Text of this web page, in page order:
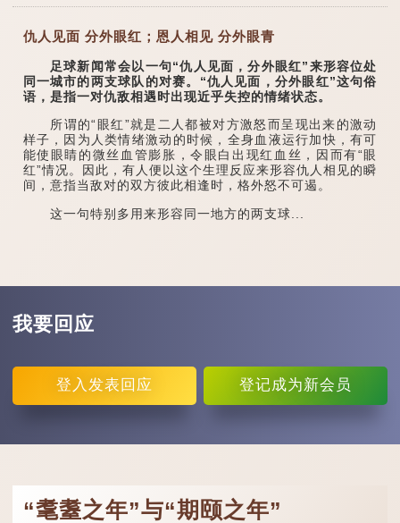
仇人见面 分外眼红；恩人相见 分外眼青
足球新闻常会以一句“仇人见面，分外眼红”来形容位处
同一城市的两支球队的对赛。“仇人见面，分外眼红”这句俗
语，是指一对仇敌相遇时出现近乎失控的情绪状态。
所谓的“眼红”就是二人都被对方激怒而呈现出来的激动
样子，因为人类情绪激动的时候，全身血液运行加快，有可
能使眼睛的微丝血管膨胀，令眼白出现红血丝，因而有“眼
红”情况。因此，有人便以这个生理反应来形容仇人相见的瞬
间，意指当敌对的双方彼此相逢时，格外怒不可遏。
这一句特别多用来形容同一地方的两支球...
我要回应
登入 发表回应 登记成为新会员
“耄耋之年”与“期颐之年”